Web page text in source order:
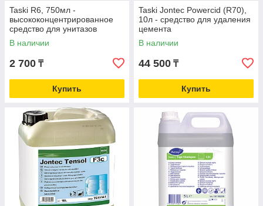
Taski R6, 750мл -
высококонцентрированное
средство для унитазов
В наличии
2 700 ₸
Купить
Taski Jontec Powercid (R70),
10л - средство для удаления
цемента
В наличии
44 500 ₸
Купить